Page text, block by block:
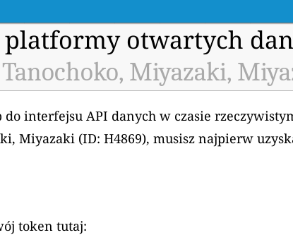
otwartych
Tanochoko, Miyazaki,
do interfejsu API danych w czasie
Miyazaki (ID: H4869), musisz najpierw
token tutaj: